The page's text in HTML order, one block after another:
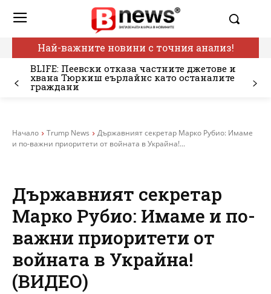
Най-важните новини с точния анализ!
BLIFE: Пеевски отказа частните джетове и
хвана Тюркиш еърлайнс като останалите
граждани
Начало Trump News
Държавният секретар Марко Рубио: Имаме
и по-важни приоритети от войната в Украйна!...
Държавният секретар
Марко Рубио: Имаме и по-
важни приоритети от
войната в Украйна!
(ВИДЕО)